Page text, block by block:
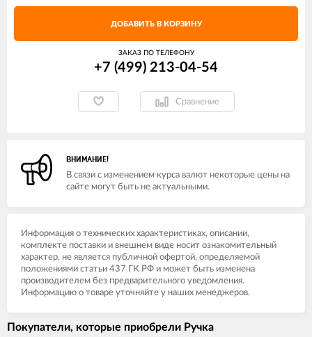
ДОБАВИТЬ В КОРЗИНУ
ЗАКАЗ ПО ТЕЛЕФОНУ
+7 (499) 213-04-54​
Сравнение
ВНИМАНИЕ!
В связи с изменением курса валют некоторые цены на
сайте могут быть не актуальными.
Информация о технических характеристиках, описании,
комплекте поставки и внешнем виде носит ознакомительный
характер, не является публичной офертой, определяемой
положениями статьи 437 ГК РФ и может быть изменена
производителем без предварительного уведомления.
Информацию о товаре уточняйте у наших менеджеров.
Покупатели, которые приобрели Ручка